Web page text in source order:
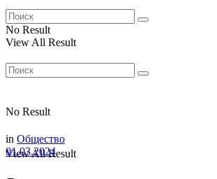
No Result
View All Result
No Result
View All Result
in Общество
01.03.2024